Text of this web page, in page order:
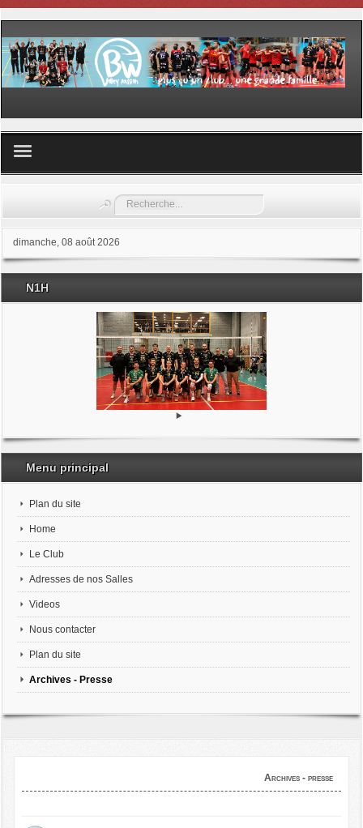
Les samedis du sport
Les stages
Documents
Rechercher
dimanche, 08 août 2026
N1H
Menu principal
Plan du site
Home
Le Club
Adresses de nos Salles
Videos
Nous contacter
Plan du site
Archives - Presse
Archives - presse